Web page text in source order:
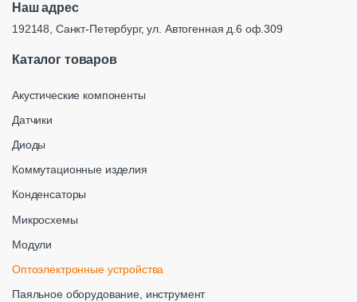
Наш адрес
192148, Санкт-Петербург, ул. Автогенная д.6 оф.309
Каталог товаров
Акустические компоненты
Датчики
Диоды
Коммутационные изделия
Конденсаторы
Микросхемы
Модули
Оптоэлектронные устройства
Паяльное оборудование, инструмент